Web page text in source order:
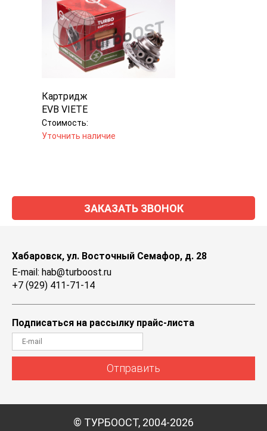
Картридж
EVB VIETE
Стоимость:
Уточнить наличие
ЗАКАЗАТЬ ЗВОНОК
Хабаровск, ул. Восточный Семафор, д. 28
E-mail: hab@turboost.ru
+7 (929) 411-71-14
Подписаться на рассылку прайс-листа
Отправить
© ТУРБООСТ, 2004-2026